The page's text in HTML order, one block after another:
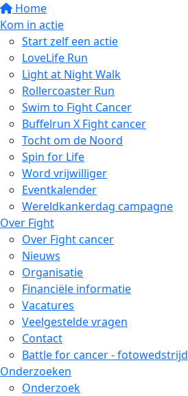
Home
Kom in actie
Start zelf een actie
LoveLife Run
Light at Night Walk
Rollercoaster Run
Swim to Fight Cancer
Buffelrun X Fight cancer
Tocht om de Noord
Spin for Life
Word vrijwilliger
Eventkalender
Wereldkankerdag campagne
Over Fight
Over Fight cancer
Nieuws
Organisatie
Financiële informatie
Vacatures
Veelgestelde vragen
Contact
Battle for cancer - fotowedstrijd
Onderzoeken
Onderzoek